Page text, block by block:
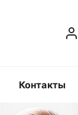
Контакты